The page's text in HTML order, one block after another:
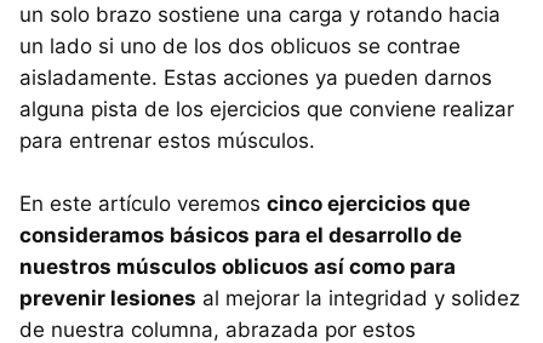
un solo brazo sostiene una carga y rotando hacia
un lado si uno de los dos oblicuos se contrae
aisladamente. Estas acciones ya pueden darnos
alguna pista de los ejercicios que conviene realizar
para entrenar estos músculos.
En este artículo veremos cinco ejercicios que
consideramos básicos para el desarrollo de
nuestros músculos oblicuos así como para
prevenir lesiones al mejorar la integridad y solidez
de nuestra columna, abrazada por estos